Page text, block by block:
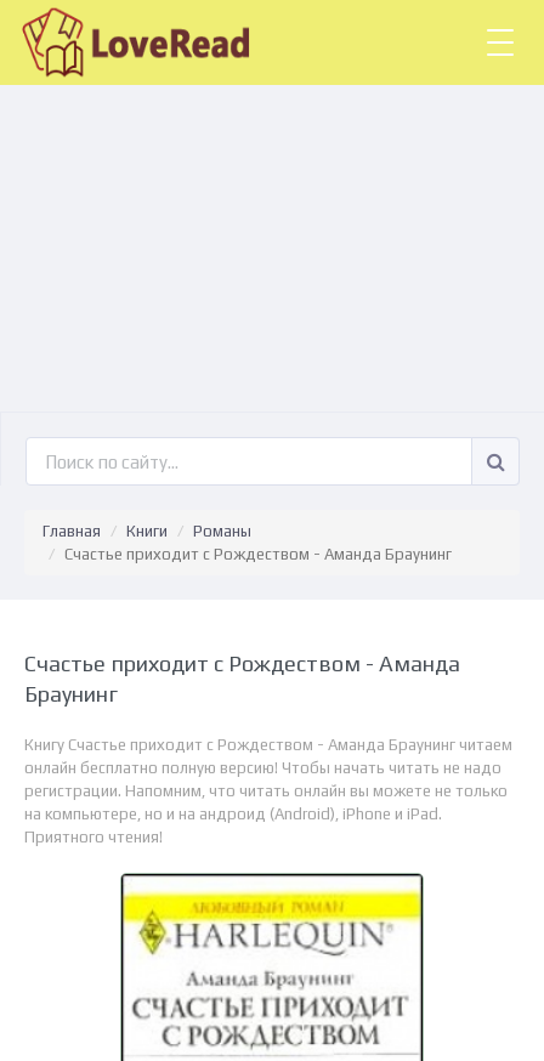
Главная Книги
Романы
Счастье приходит с Рождеством - Аманда Браунинг
Счастье приходит с Рождеством - Аманда
Браунинг
Книгу Счастье приходит с Рождеством - Аманда Браунинг читаем
онлайн бесплатно полную версию! Чтобы начать читать не надо
регистрации. Напомним, что читать онлайн вы можете не только
на компьютере, но и на андроид (Android), iPhone и iPad.
Приятного чтения!